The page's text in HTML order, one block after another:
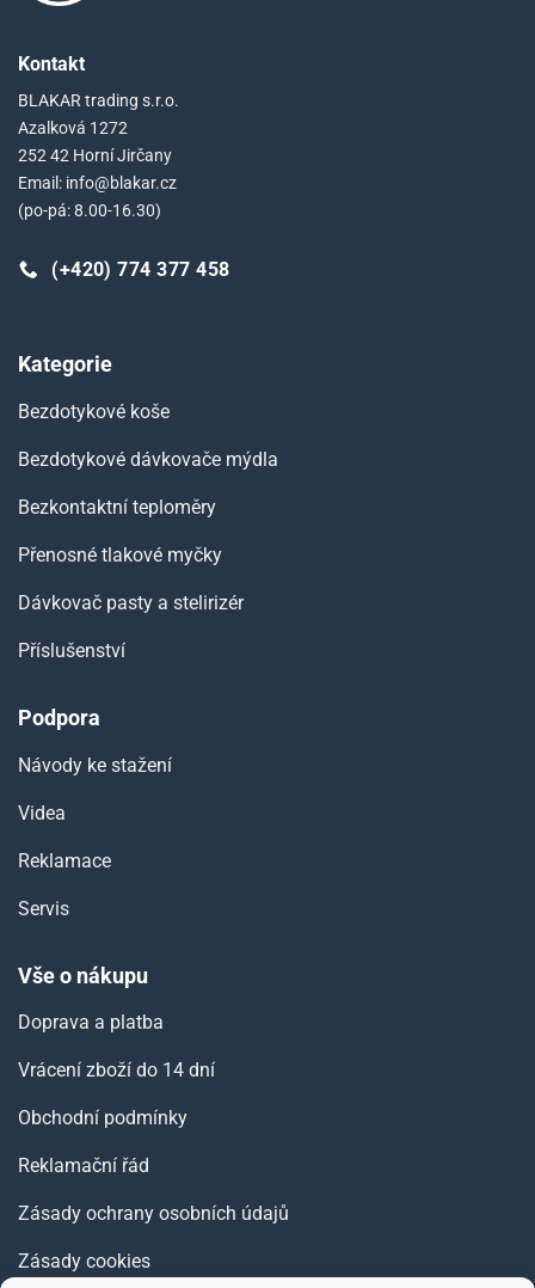
Kontakt
BLAKAR trading s.r.o.
Azalková 1272
252 42 Horní Jirčany
Email: info@blakar.cz
(po-pá: 8.00-16.30)
(+420) 774 377 458
Kategorie
Bezdotykové koše
Bezdotykové dávkovače mýdla
Bezkontaktní teploměry
Přenosné tlakové myčky
Dávkovač pasty a stelirizér
Příslušenství
Podpora
Návody ke stažení
Videa
Reklamace
Servis
Vše o nákupu
Doprava a platba
Vrácení zboží do 14 dní
Obchodní podmínky
Reklamační řád
Zásady ochrany osobních údajů
Zásady cookies